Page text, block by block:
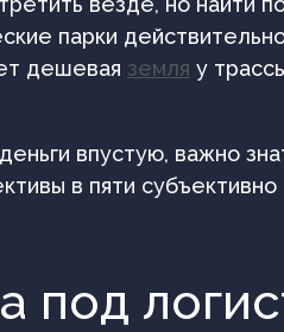
парки
дешевая земля у
впустую, важно
в пяти
под